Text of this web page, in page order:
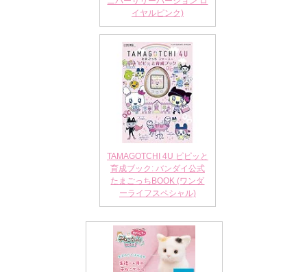
イヤルピンク)
TAMAGOTCHI 4U ピピッと
育成ブック: バンダイ公式
たまごっちBOOK (ワンダ
ーライフスペシャル)